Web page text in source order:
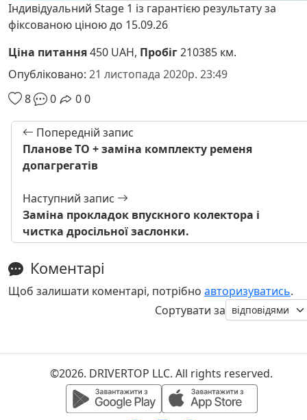
Індивідуальний Stage 1 із гарантією результату за
фіксованою ціною до 15.09.26
Ціна питання450 UAH, Пробіг210385 км.
Опубліковано: 21 листопада 2020р. 23:49
8
0 00
Попередній запис
Планове ТО + заміна комплекту ременя
допагрегатів
Наступний запис
Заміна прокладок впускного колектора і
чистка дросільної заслонки.
Коментарі
Щоб залишати коментарі, потрібно авторизуватись.
Сортувати за
©2026. DRIVERTOP LLC. All rights reserved.